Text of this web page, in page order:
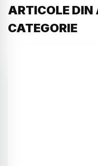
ARTICOLE DIN
CATEGORIE